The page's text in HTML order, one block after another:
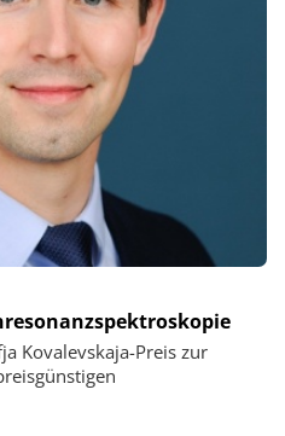
Kovalevskaja-Preis zur